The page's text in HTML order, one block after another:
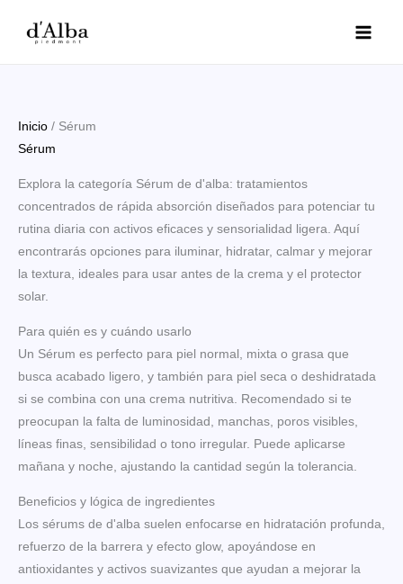
Inicio / Sérum
Sérum
Explora la categoría Sérum de d'alba: tratamientos
concentrados de rápida absorción diseñados para potenciar tu
rutina diaria con activos eficaces y sensorialidad ligera. Aquí
encontrarás opciones para iluminar, hidratar, calmar y mejorar
la textura, ideales para usar antes de la crema y el protector
solar.
Para quién es y cuándo usarlo
Un Sérum es perfecto para piel normal, mixta o grasa que
busca acabado ligero, y también para piel seca o deshidratada
si se combina con una crema nutritiva. Recomendado si te
preocupan la falta de luminosidad, manchas, poros visibles,
líneas finas, sensibilidad o tono irregular. Puede aplicarse
mañana y noche, ajustando la cantidad según la tolerancia.
Beneficios y lógica de ingredientes
Los sérums de d'alba suelen enfocarse en hidratación profunda,
refuerzo de la barrera y efecto glow, apoyándose en
antioxidantes y activos suavizantes que ayudan a mejorar la